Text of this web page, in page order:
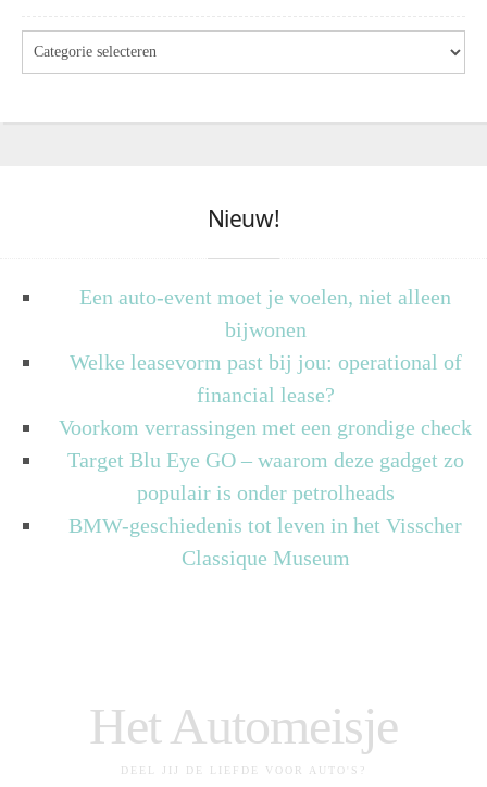
Nieuw!
Een auto-event moet je voelen, niet alleen
bijwonen
Welke leasevorm past bij jou: operational of
financial lease?
Voorkom verrassingen met een grondige check
Target Blu Eye GO – waarom deze gadget zo
populair is onder petrolheads
BMW-geschiedenis tot leven in het Visscher
Classique Museum
Het Automeisje
DEEL JIJ DE LIEFDE VOOR AUTO'S?